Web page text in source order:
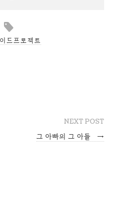
드프로젝트
NEXT POST
그 아빠의 그 아들 →